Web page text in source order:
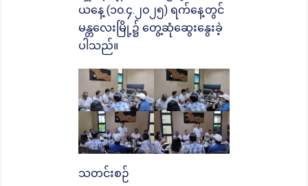
ယနေ့ (၁၀.၄.၂၀၂၅) ရက်နေ့တွင်
မန္တလေးမြို့၌ တွေ့ဆုံဆွေးနွေးခဲ့
ပါသည်။
သတင်းစဉ်